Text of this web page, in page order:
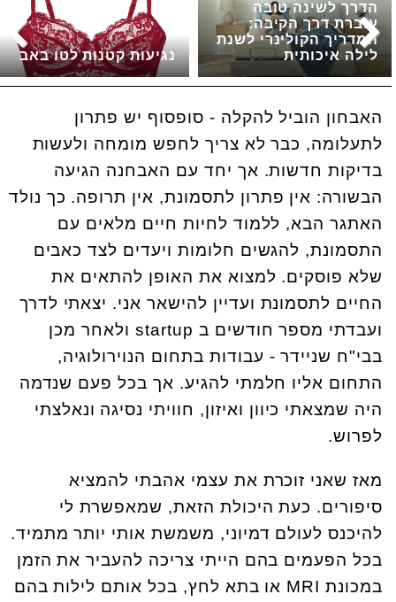
נגיעות קטנות לטו באב
הדרך לשינה טובה
עוברת דרך הקיבה:
המדריך הקולינרי לשנת
לילה איכותית
האבחון הוביל להקלה - סופסוף יש פתרון
לתעלומה, כבר לא צריך לחפש מומחה ולעשות
בדיקות חדשות. אך יחד עם האבחנה הגיעה
הבשורה: אין פתרון לתסמונת, אין תרופה. כך נולד
האתגר הבא, ללמוד לחיות חיים מלאים עם
התסמונת, להגשים חלומות ויעדים לצד כאבים
שלא פוסקים. למצוא את האופן להתאים את
החיים לתסמונת ועדיין להישאר אני. יצאתי לדרך
ועבדתי מספר חודשים ב startup ולאחר מכן
בבי"ח שניידר - עבודות בתחום הנוירולוגיה,
התחום אליו חלמתי להגיע. אך בכל פעם שנדמה
היה שמצאתי כיוון ואיזון, חוויתי נסיגה ונאלצתי
לפרוש.
מאז שאני זוכרת את עצמי אהבתי להמציא
סיפורים. כעת היכולת הזאת, שמאפשרת לי
להיכנס לעולם דמיוני, משמשת אותי יותר מתמיד.
בכל הפעמים בהם הייתי צריכה להעביר את הזמן
במכונת MRI או בתא לחץ, בכל אותם לילות בהם